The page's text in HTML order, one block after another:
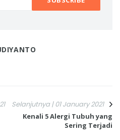
Selanjutnya | 01 January 2021
Kenali 5 Alergi Tubuh yang
Sering Terjadi